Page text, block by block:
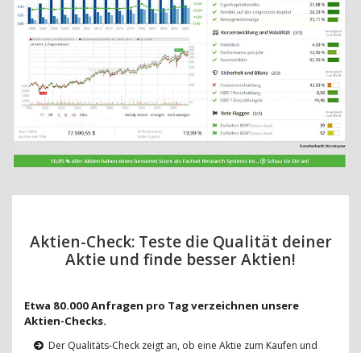
Aktien-Check: Teste die Qualität deiner
Aktie und finde besser Aktien!
Etwa 80.000 Anfragen pro Tag verzeichnen unsere
Aktien-Checks.
Der Qualitäts-Check zeigt an, ob eine Aktie zum Kaufen und